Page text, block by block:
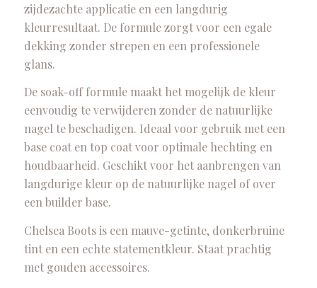
zijdezachte applicatie en een langdurig
kleurresultaat. De formule zorgt voor een egale
dekking zonder strepen en een professionele
glans.
De soak-off formule maakt het mogelijk de kleur
eenvoudig te verwijderen zonder de natuurlijke
nagel te beschadigen. Ideaal voor gebruik met een
base coat en top coat voor optimale hechting en
houdbaarheid. Geschikt voor het aanbrengen van
langdurige kleur op de natuurlijke nagel of over
een builder base.
Chelsea Boots is een mauve-getinte, donkerbruine
tint en een echte statementkleur. Staat prachtig
met gouden accessoires.